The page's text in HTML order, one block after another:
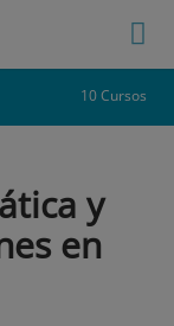
10 Cursos
y
en